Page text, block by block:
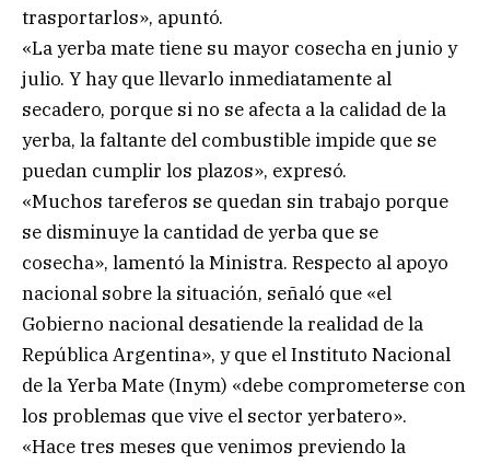
trasportarlos», apuntó.
«La yerba mate tiene su mayor cosecha en junio y
julio. Y hay que llevarlo inmediatamente al
secadero, porque si no se afecta a la calidad de la
yerba, la faltante del combustible impide que se
puedan cumplir los plazos», expresó.
«Muchos tareferos se quedan sin trabajo porque
se disminuye la cantidad de yerba que se
cosecha», lamentó la Ministra. Respecto al apoyo
nacional sobre la situación, señaló que «el
Gobierno nacional desatiende la realidad de la
República Argentina», y que el Instituto Nacional
de la Yerba Mate (Inym) «debe comprometerse con
los problemas que vive el sector yerbatero».
«Hace tres meses que venimos previendo la